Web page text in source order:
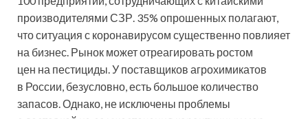
производителями СЗР. 35% опрошенных полагают,
что ситуация с коронавирусом существенно повлияет
на бизнес. Рынок может отреагировать ростом
цен на пестициды. У поставщиков агрохимикатов
в России, безусловно, есть большое количество
запасов. Однако, не исключены проблемы